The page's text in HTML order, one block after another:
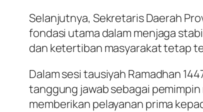
Selanjutnya, Sekretaris Daerah
fondasi utama dalam menjaga
dan ketertiban masyarakat tetap
Dalam sesi tausiyah Ramadhan
tanggung jawab sebagai
memberikan pelayanan prima